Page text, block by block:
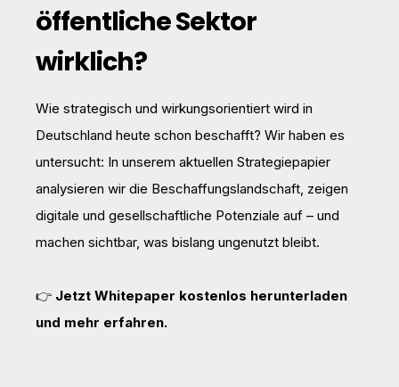
öffentliche Sektor
wirklich?
Wie strategisch und wirkungsorientiert wird in
Deutschland heute schon beschafft? Wir haben es
untersucht: In unserem aktuellen Strategiepapier
analysieren wir die Beschaffungslandschaft, zeigen
digitale und gesellschaftliche Potenziale auf – und
machen sichtbar, was bislang ungenutzt bleibt.
👉 Jetzt Whitepaper kostenlos herunterladen
und mehr erfahren.